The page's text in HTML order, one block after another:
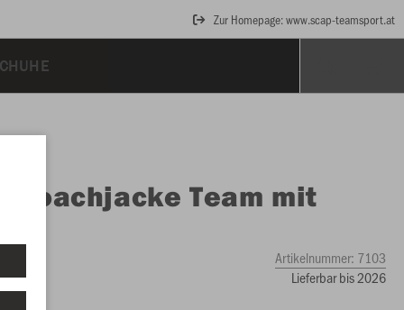
Zur Homepage: www.scap-teamsport.at
Coachjacke Team mit
Artikelnummer: 7103
Lieferbar bis 2026